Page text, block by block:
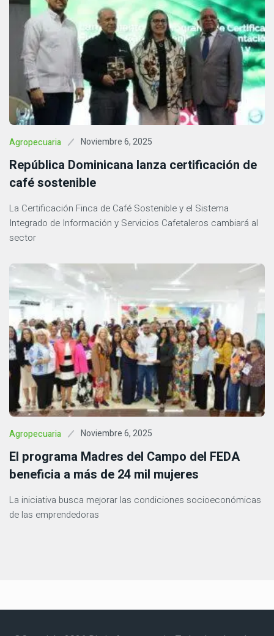
Agropecuaria Noviembre 6, 2025
República Dominicana lanza certificación de
café sostenible
La Certificación Finca de Café Sostenible y el Sistema
Integrado de Información y Servicios Cafetaleros cambiará al
sector
Agropecuaria Noviembre 6, 2025
El programa Madres del Campo del FEDA
beneficia a más de 24 mil mujeres
La iniciativa busca mejorar las condiciones socioeconómicas
de las emprendedoras